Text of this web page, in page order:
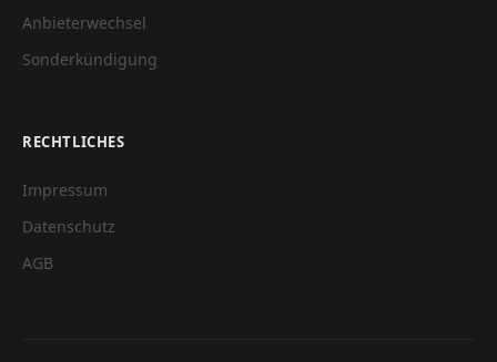
Anbieterwechsel
Sonderkündigung
RECHTLICHES
Impressum
Datenschutz
AGB